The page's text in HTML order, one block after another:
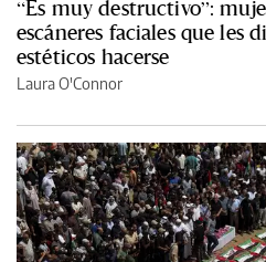
“Es muy destructivo”:
escáneres faciales que les
estéticos hacerse
Laura O'Connor